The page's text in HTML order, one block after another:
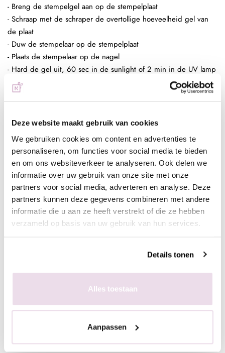
Deze website maakt gebruik van cookies
We gebruiken cookies om content en advertenties te
personaliseren, om functies voor social media te bieden
en om ons websiteverkeer te analyseren. Ook delen we
informatie over uw gebruik van onze site met onze
partners voor social media, adverteren en analyse. Deze
partners kunnen deze gegevens combineren met andere
informatie die u aan ze heeft verstrekt of die ze hebben
verzameld op basis van uw gebruik van hun services.
Details tonen
Alles toestaan
Aanpassen
- Breng de stempelgel aan op de stempelplaat
- Schraap met de schraper de overtollige hoeveelheid gel van
de plaat
- Duw de stempelaar op de stempelplaat
- Plaats de stempelaar op de nagel
- Hard de gel uit, 60 sec in de sunlight of 2 min in de UV lamp
- Breng een topcoat aan naar wens en hard deze uit,
bijvoorbeeld de Next Topgel
Ingepoetst met pigmenten
- Maak een ondergrond in kleur naar wens
- Breng de matte topgel aan en hard deze uit, 60 sec in de
sunlight of 2 min in de UV lamp
- Breng de stempelgel aan op de stempelplaat
- Schraap met de schraper de overtollige hoeveelheid gel van
de plaat
- Duw de stempelaar op de stempelplaat
- Plaats de stempelaar op de nagel
- Poets het gewenste pigment met de fluffy brush in de plaklaag
- Breng een topcoat aan naar wens en hard deze uit,
bijvoorbeeld de Next Topgel
Folie design op stempelgel
- Maak een ondergrond in kleur naar wens